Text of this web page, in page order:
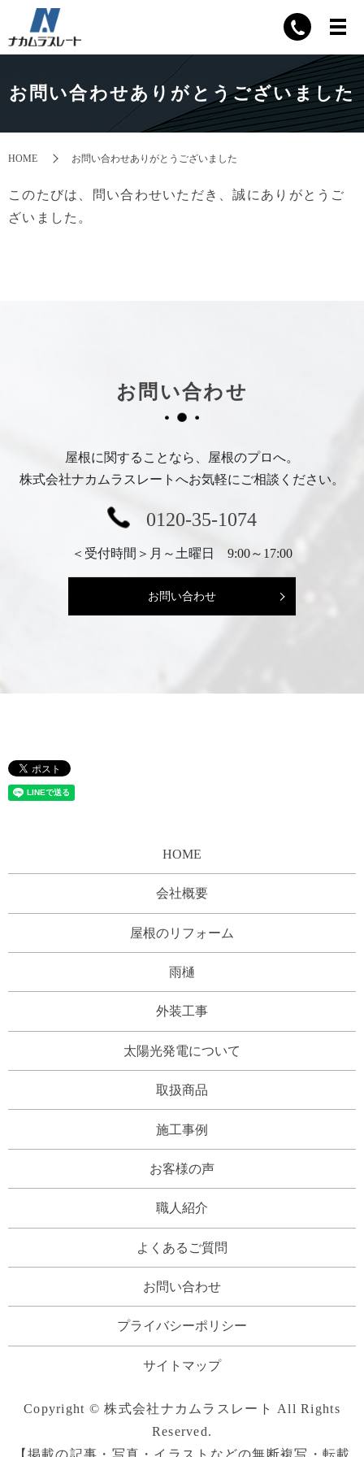
お問い合わせありがとうございました
HOME お問い合わせありがとうございました
このたびは、問い合わせいただき、誠にありがとうご
ざいました。
お問い合わせ
屋根に関することなら、屋根のプロへ。
株式会社ナカムラスレートへお気軽にご相談ください。
0120-35-1074
＜受付時間＞月～土曜日 9:00～17:00
お問い合わせ
HOME
会社概要
屋根のリフォーム
雨樋
外装工事
太陽光発電について
取扱商品
施工事例
お客様の声
職人紹介
よくあるご質問
お問い合わせ
プライバシーポリシー
サイトマップ
Copyright © 株式会社ナカムラスレート All Rights
Reserved.
【掲載の記事・写真・イラストなどの無断複写・転載